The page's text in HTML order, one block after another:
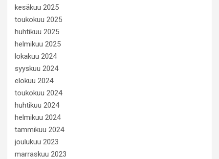
kesäkuu 2025
toukokuu 2025
huhtikuu 2025
helmikuu 2025
lokakuu 2024
syyskuu 2024
elokuu 2024
toukokuu 2024
huhtikuu 2024
helmikuu 2024
tammikuu 2024
joulukuu 2023
marraskuu 2023